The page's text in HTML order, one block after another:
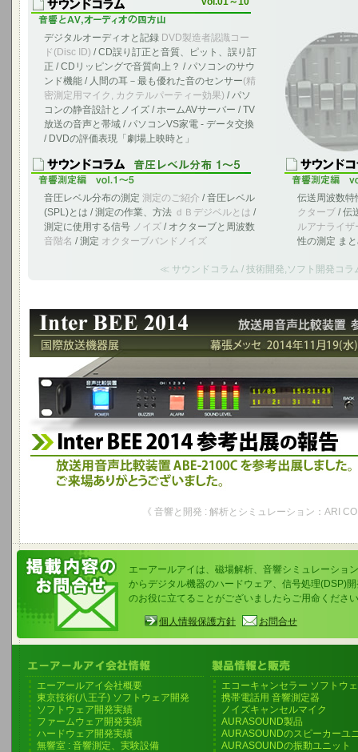
デジタルオーディオと記録 DVD製造者認識コー
ド(Disc ID) / CD誤り訂正と音質、ピット、誤り訂
正 / CDリッピングで音質向上？ / パソコンのサウ
ンド機能 / 人間の耳－最も優れた音のセンサー(精
密測定用マイク, カクテルパーティー効果) / パソ
コンの静音設計とノイズ / ホームAVサーバー / TV
放送の音声と帯域 / パソコンVS家電 - データ交換
/ DVDの評価表現「劇場上映時と」
音圧レベル分布の測定 測定のご紹介 / 音圧レベル
(SPL)とは / 測定の作業、方法 ｄＢデジベルとは /
測定に使用する信号 ノイズ / オクターブと周波数
音階名 / 測定 オクターブバンドノイズ
伝送周波数
クターブ / 伝
ルアナライザ
性の測定 ま
≪ サウンドコラム / 技術開発,ソフト開発コ
Inter BEE 2014 参考出品の報告 - 幕張メッセ 2014年11月
放送用音声比較装置 ABE-2100Cを国際放送機器展に参考出展しました。
《 音響と開発 : 解析とシミュレーション：ARI
エーアールアイは、磁場解析、音響シミュレーショ
からデジタル機器のハードウェア、信号処理(DSP)
のお役に立てることがございましたらご用命くださ
個人情報保護方針 お問合せ
エーアールアイ会社概要
東京技術(八王子) ソフトウェア開発
ソフトウェア開発実績
ファームウェア開発実績
ハードウェア開発実績
無響室 : 音響測定、実験設備
エコーキャンセラー ソフトウ
携帯電話用 音響測定器
ノイズキャンセルマイク
AURASOUND製品
AURASOUNDのスピーカーユ
AURASOUNDの振動ユニット